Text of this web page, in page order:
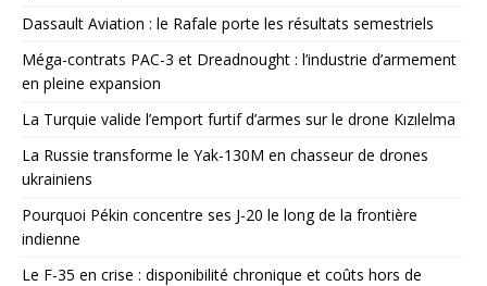
Dassault Aviation : le Rafale porte les résultats semestriels
Méga-contrats PAC-3 et Dreadnought : l’industrie d’armement
en pleine expansion
La Turquie valide l’emport furtif d’armes sur le drone Kızılelma
La Russie transforme le Yak-130M en chasseur de drones
ukrainiens
Pourquoi Pékin concentre ses J-20 le long de la frontière
indienne
Le F-35 en crise : disponibilité chronique et coûts hors de